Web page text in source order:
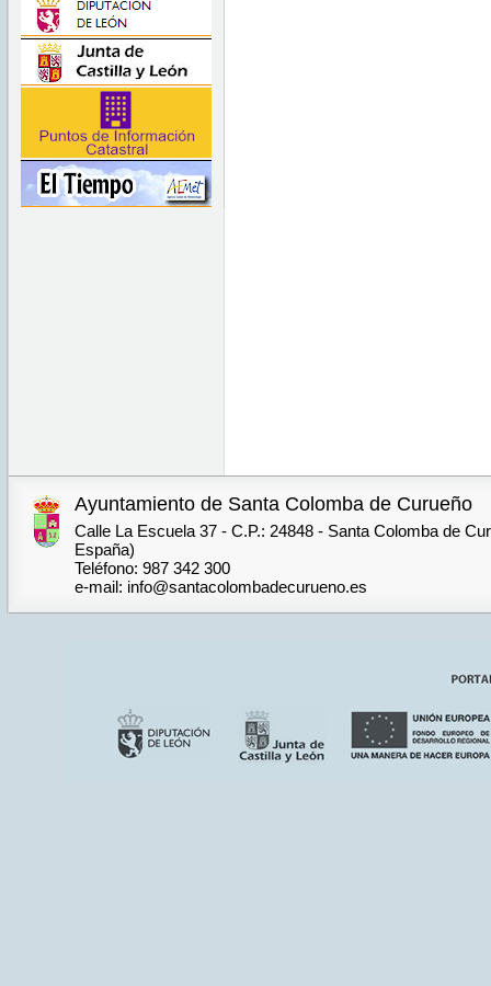
Ayuntamiento de Santa Colomba de Curueño
Calle La Escuela 37 - C.P.: 24848 - Santa Colomba de
España)
Teléfono: 987 342 300
e-mail: info@santacolombadecurueno.es